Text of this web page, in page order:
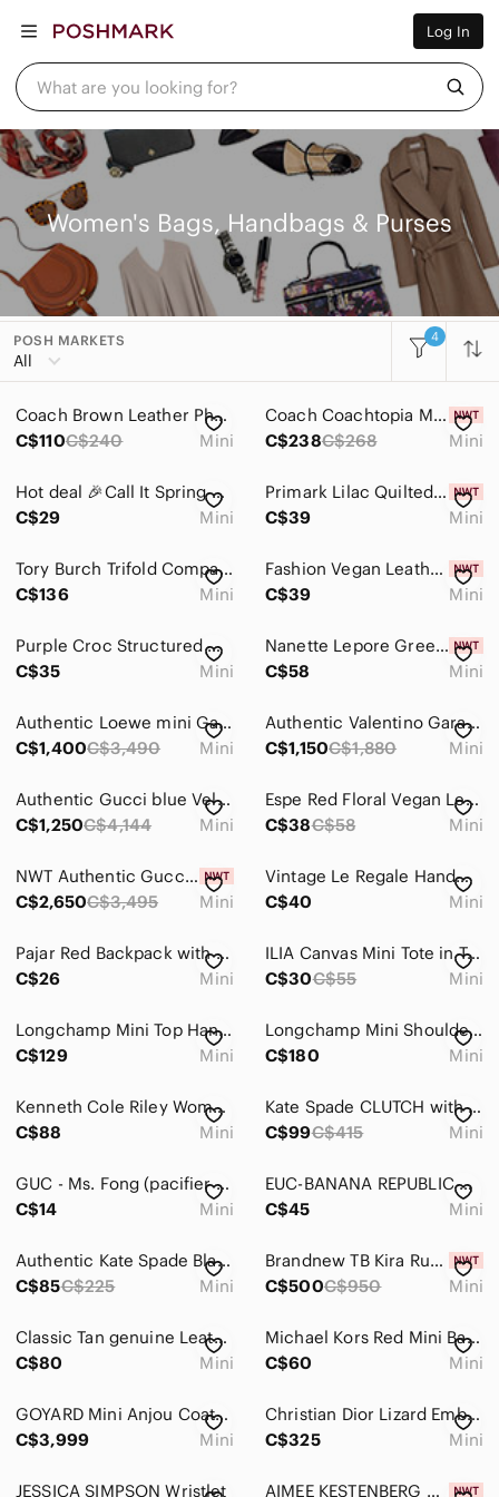
Log In
What are you looking for?
Men
Home
Pets
Beauty
Plus
Brands
Sell Now
Posh Live
Women's Bags, Handbags & Purses
POSH MARKETS
All
4
Women
Accessories
Bags
Backpacks
Cosmetic Bags & Cases
Crossbody Bags
Hobos
Laptop Bags
Mini Bags
Satchels
Shoulder Bags
Totes
Wallets
Intimates & Sleepwear
Jeans
Makeup
Pants & Jumpsuits
Shoes
Shorts
Skirts
Sweaters
Coach Brown Leather Phone Crossbody Purse Fits iPhone 16 Pro Max Gold Chain NWT
C$110C$240 Mini
Coach Coachtopia Mini Ergo Crinkle Patent Bag Deep Orange CQ832
C$238C$268 Mini
Hot deal 🎉Call It Spring Husslerr Teal Mimi Tote
C$29
Mini
Primark Lilac Quilted Puffer Crossbody Bag
C$39
Mini
Tory Burch Trifold Compact Wallet in Black Pebbled Leather
C$136
Mini
Fashion Vegan Leather V logo small wallet New
C$39
Mini
Purple Croc Structured Mini Top Handle Box Bag w/ Magnetic Flap Closure
C$35
Mini
Nanette Lepore Green Vegan Leather Coin Pouch/wallet New
C$58
Mini
Authentic Loewe mini Gate dual bag in tricolors
C$1,400C$3,490 Mini
Authentic Valentino Garavani mini VLTN print Canvas tote
C$1,150C$1,880 Mini
Authentic Gucci blue Velvet mini Marmont chain bag
C$1,250C$4,144 Mini
Espe Red Floral Vegan Leather Mini Crossbody Bag With spaghetti Strap & Top Zipp
C$38C$58 Mini
NWT Authentic Gucci Mini Jackie 1961 (Style 637092)
C$2,650C$3,495 Mini
Vintage Le Regale Handmade Black Beaded Crossbody Mini Bag
C$40
Mini
Pajar Red Backpack with Black Accents
C$26
Mini
ILIA Canvas Mini Tote in Tan Brown
C$30C$55 Mini
Longchamp Mini Top Handle Tote
C$129
Mini
Longchamp Mini Shoulder/ Top handle Bag
C$180
Mini
Kenneth Cole Riley Womens Mini Crossbody Bag
C$88
Mini
Kate Spade CLUTCH with PAVE bangle handle BLACK Satin & Silvery Crystals EUC Y2K
C$99C$415 Mini
GUC - Ms. Fong (pacifier holder ) never used it as a holder, used it for airpod
C$14
Mini
EUC-BANANA REPUBLIC WOVEN STRIPE ZIP MINI CROSSBODY
C$45
Mini
Authentic Kate Spade Black Pebbled Leather Mini Backpack with Gold Hardware
C$85C$225 Mini
Brandnew TB Kira Ruched Mini Flap Bag
C$500C$950 Mini
Classic Tan genuine Leather Top-Handle Crossbody Bag
C$80
Mini
Michael Kors Red Mini Bag with Gold Hardware
C$60
Mini
GOYARD Mini Anjou Coated Canvas and Leather Tote Bag
C$3,999
Mini
Christian Dior Lizard Embossed Zip Around Card Coin Mini Wallet Silver Metallic
C$325
Mini
JESSICA SIMPSON Wristlet
AIMEE KESTENBERG Genuine Leather Teal Mini Crossbody Bag with Magnetic Flap